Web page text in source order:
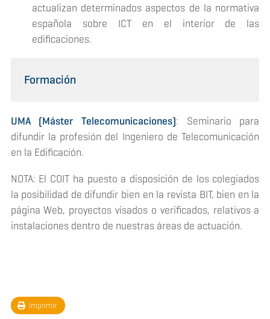
actualizan determinados aspectos de la normativa
española sobre ICT en el interior de las
edificaciones.
Formación
UMA (Máster Telecomunicaciones): Seminario para
difundir la profesión del Ingeniero de Telecomunicación
en la Edificación.
NOTA: El COIT ha puesto a disposición de los colegiados
la posibilidad de difundir bien en la revista BIT, bien en la
página Web, proyectos visados o verificados, relativos a
instalaciones dentro de nuestras áreas de actuación.
Imprimir